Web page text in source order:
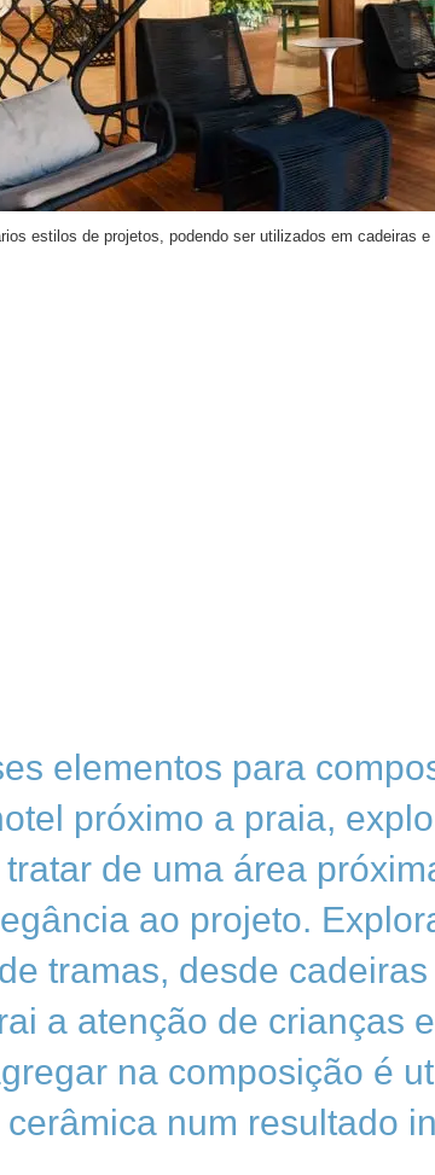
estilos de projetos, podendo ser utilizados em
elementos para
próximo a praia,
de uma área
ao projeto.
tramas, desde
a atenção de crianças
na composição é
num resultado